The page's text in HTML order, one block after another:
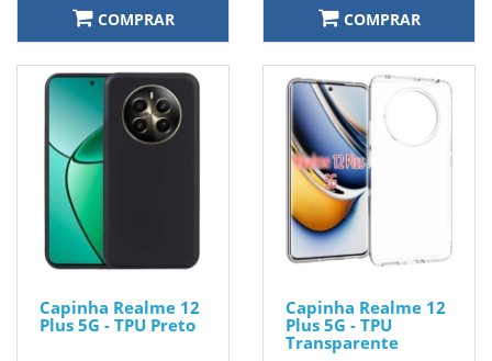
COMPRAR COMPRAR
Capinha Realme 12
Plus 5G - TPU Preto
Capinha Realme 12
Plus 5G - TPU
Transparente